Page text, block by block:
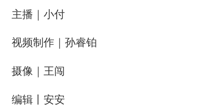
主播｜小付
视频制作｜孙睿铂
摄像｜王闯
编辑丨安安